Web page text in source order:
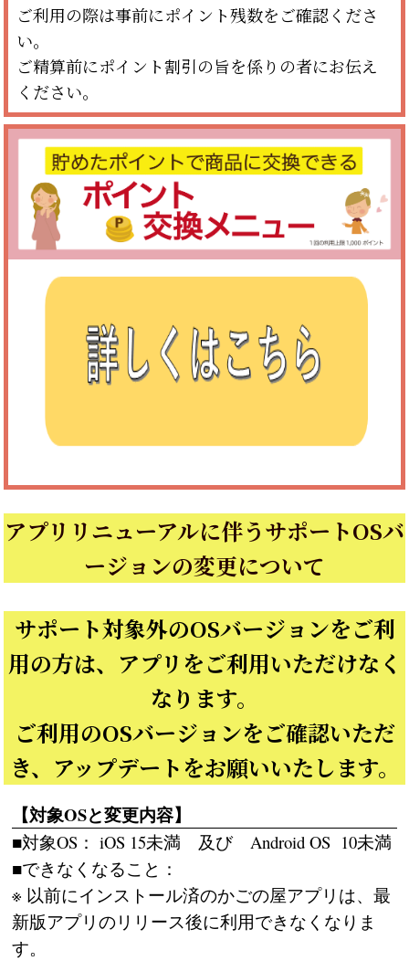
ご利用の際は事前にポイント残数をご確認くださ
い。
ご精算前にポイント割引の旨を係りの者にお伝え
ください。
アプリリニューアルに伴うサポートOSバ
ージョンの変更について
サポート対象外のOSバージョンをご利
用の方は、アプリをご利用いただけなく
なります。
ご利用のOSバージョンをご確認いただ
き、アップデートをお願いいたします。
【対象OSと変更内容】
■対象OS： iOS 15未満 及び Android OS 10未満
■できなくなること：
※ 以前にインストール済のかごの屋アプリは、最
新版アプリのリリース後に利用できなくなりま
す。